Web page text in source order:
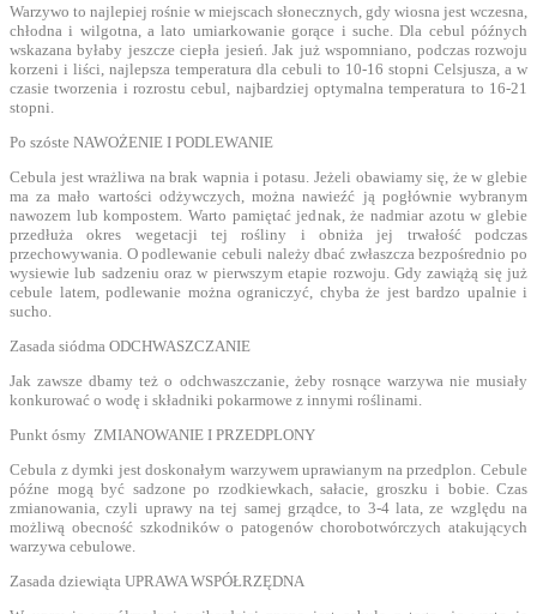
Warzywo to najlepiej rośnie w miejscach słonecznych, gdy wiosna jest wczesna,
chłodna i wilgotna, a lato umiarkowanie gorące i suche. Dla cebul późnych
wskazana byłaby jeszcze ciepła jesień. Jak już wspomniano, podczas rozwoju
korzeni i liści, najlepsza temperatura dla cebuli to 10-16 stopni Celsjusza, a w
czasie tworzenia i rozrostu cebul, najbardziej optymalna temperatura to 16-21
stopni.
Po szóste NAWOŻENIE I PODLEWANIE
Cebula jest wrażliwa na brak wapnia i potasu. Jeżeli obawiamy się, że w glebie
ma za mało wartości odżywczych, można nawieźć ją pogłównie wybranym
nawozem lub kompostem. Warto pamiętać jednak, że nadmiar azotu w glebie
przedłuża okres wegetacji tej rośliny i obniża jej trwałość podczas
przechowywania. O podlewanie cebuli należy dbać zwłaszcza bezpośrednio po
wysiewie lub sadzeniu oraz w pierwszym etapie rozwoju. Gdy zawiążą się już
cebule latem, podlewanie można ograniczyć, chyba że jest bardzo upalnie i
sucho.
Zasada siódma ODCHWASZCZANIE
Jak zawsze dbamy też o odchwaszczanie, żeby rosnące warzywa nie musiały
konkurować o wodę i składniki pokarmowe z innymi roślinami.
Punkt ósmy ZMIANOWANIE I PRZEDPLONY
Cebula z dymki jest doskonałym warzywem uprawianym na przedplon. Cebule
późne mogą być sadzone po rzodkiewkach, sałacie, groszku i bobie. Czas
zmianowania, czyli uprawy na tej samej grządce, to 3-4 lata, ze względu na
możliwą obecność szkodników o patogenów chorobotwórczych atakujących
warzywa cebulowe.
Zasada dziewiąta UPRAWA WSPÓŁRZĘDNA